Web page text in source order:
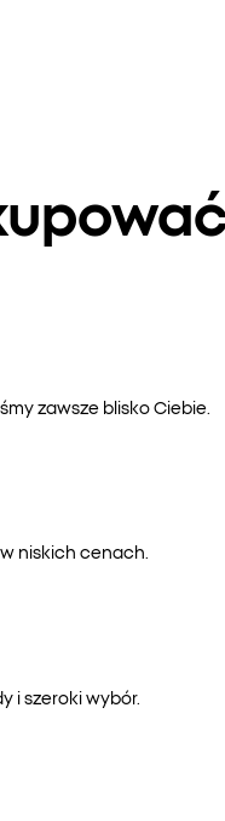
zawsze blisko Ciebie.
niskich cenach.
i szeroki wybór.